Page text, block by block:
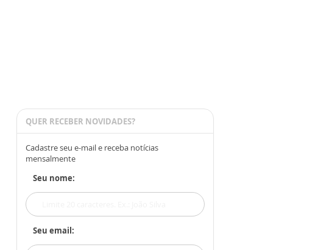
QUER RECEBER NOVIDADES?
Cadastre seu e-mail e receba notícias
mensalmente
Seu nome:
Seu email: